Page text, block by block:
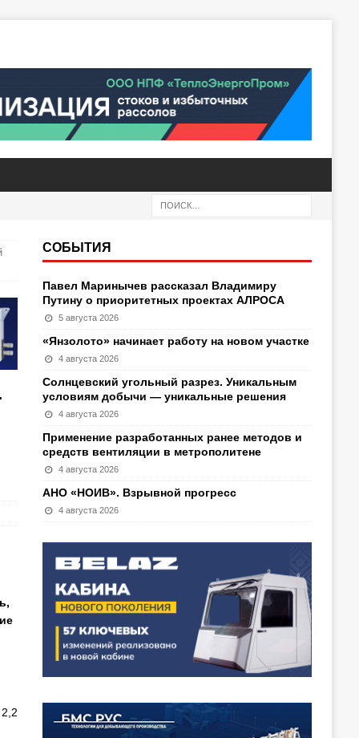
СОБЫТИЯ
Павел Маринычев рассказал Владимиру
Путину о приоритетных проектах АЛРОСА
5 августа 2026
«Янзолото» начинает работу на новом участке
4 августа 2026
Солнцевский угольный разрез. Уникальным
условиям добычи — уникальные решения
4 августа 2026
Применение разработанных ранее методов и
средств вентиляции в метрополитене
4 августа 2026
АНО «НОИВ». Взрывной прогресс
4 августа 2026